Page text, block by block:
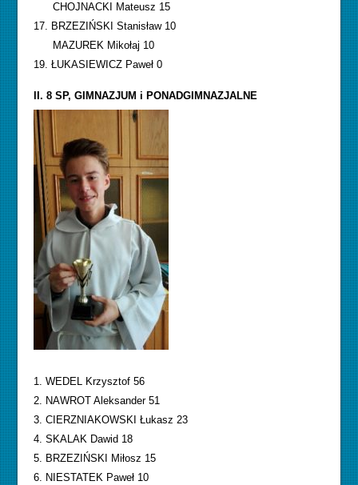
CHOJNACKI Mateusz 15
17. BRZEZIŃSKI Stanisław 10
MAZUREK Mikołaj 10
19. ŁUKASIEWICZ Paweł 0
II. 8 SP, GIMNAZJUM i PONADGIMNAZJALNE
1. WEDEL Krzysztof 56
2. NAWROT Aleksander 51
3. CIERZNIAKOWSKI Łukasz 23
4. SKALAK Dawid 18
5. BRZEZIŃSKI Miłosz 15
6. NIESTATEK Paweł 10